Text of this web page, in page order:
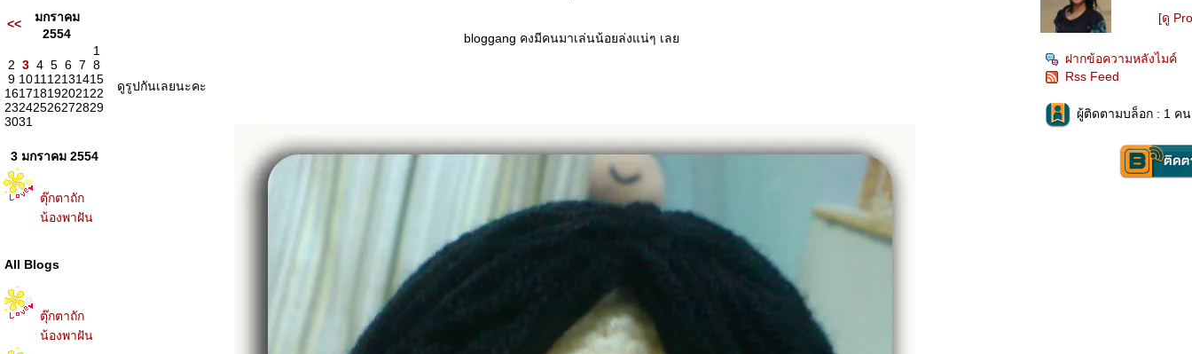
<<
มกราคม
2554
1
2 3 4 5 6 7 8
9 1011 12131415
161718192021 22
23242526272829
3031
3 มกราคม 2554
ตุ๊กตาถัก
น้องพาฝัน
All Blogs
ตุ๊กตาถัก
น้องพาฝัน
bloggang คงมีคนมาเล่นน้อยล่งแน่ๆ เล
ดูรูปกันเลยนะคะ
[ดู
ฝากข้อความหลังไมค์
Rss Feed
ผู้ติดตามบล็อก : 1 ค